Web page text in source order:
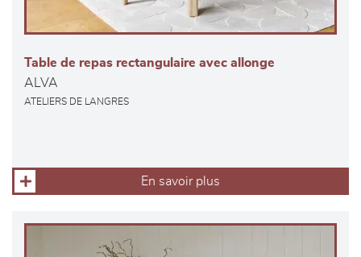
Table de repas rectangulaire avec allonge
ALVA
ATELIERS DE LANGRES
En savoir plus